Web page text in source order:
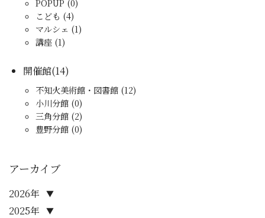
POPUP (0)
こども (4)
マルシェ (1)
講座 (1)
開催館(14)
不知火美術館・図書館 (12)
小川分館 (0)
三角分館 (2)
豊野分館 (0)
アーカイブ
2025年 ▼
2026年 ▼